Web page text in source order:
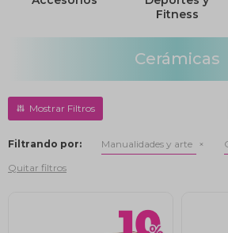
Fitness
Cerámicas
Filtrando por: Manualidades y arte
Quitar filtros